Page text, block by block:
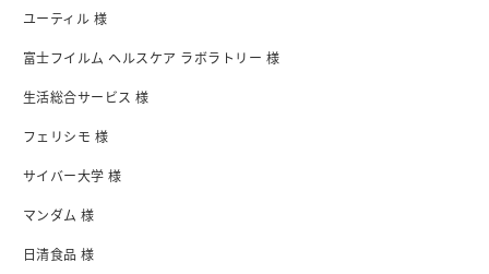
ユーティル 様
富士フイルム ヘルスケア ラボラトリー 様
生活総合サービス 様
フェリシモ 様
サイバー大学 様
マンダム 様
日清食品 様